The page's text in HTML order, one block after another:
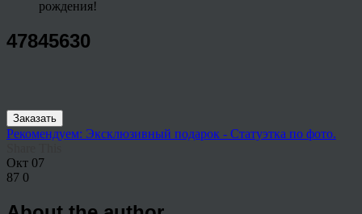
рождения!
47845630
Заказать
Рекомендуем: Эксклюзивный подарок - Статуэтка по фото.
Окт 07
87 0